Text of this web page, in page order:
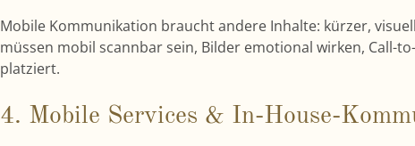
Mobile Kommunikation braucht andere Inhalte: kürzer,
müssen mobil scannbar sein, Bilder emotional wirken, Call-
platziert.
4. Mobile Services & In-House-